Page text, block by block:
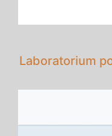
Laboratorium